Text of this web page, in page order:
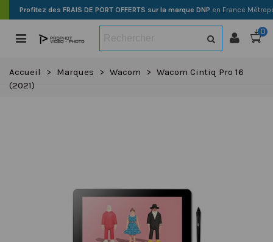
Profitez des FRAIS DE PORT OFFERTS sur la marque DNP en France
0
Accueil > Marques > Wacom > Wacom Cintiq Pro 16
(2021)